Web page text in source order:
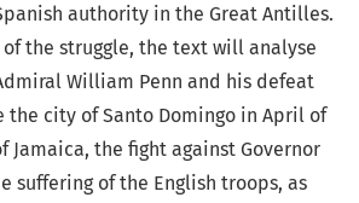
authority in the Great Antilles.
the struggle, the text will analyse
William Penn and his defeat
city of Santo Domingo in April of
Jamaica, the fight against Governor
suffering of the English troops, as